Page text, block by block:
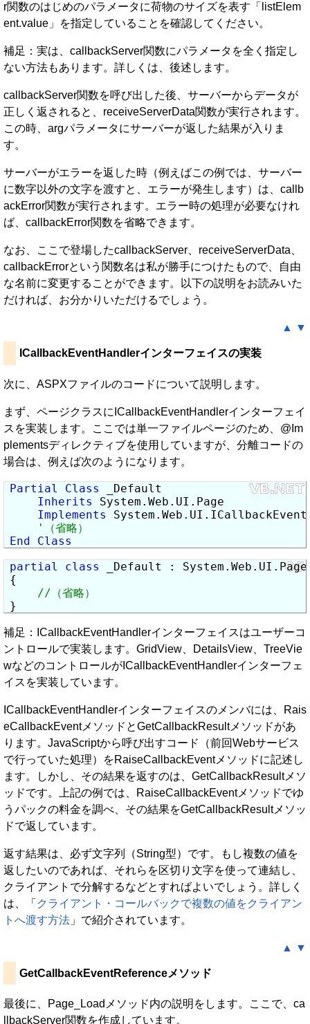
r関数のはじめのパラメータに荷物のサイズを表す「listElem
ent.value」を指定していることを確認してください。
補足：実は、callbackServer関数にパラメータを全く指定し
ない方法もあります。詳しくは、後述します。
callbackServer関数を呼び出した後、サーバーからデータが
正しく返されると、receiveServerData関数が実行されます。
この時、argパラメータにサーバーが返した結果が入りま
す。
サーバーがエラーを返した時（例えばこの例では、サーバー
に数字以外の文字を渡すと、エラーが発生します）は、callb
ackError関数が実行されます。エラー時の処理が必要なけれ
ば、callbackError関数を省略できます。
なお、ここで登場したcallbackServer、receiveServerData、
callbackErrorという関数名は私が勝手につけたもので、自由
な名前に変更することができます。以下の説明をお読みいた
だければ、お分かりいただけるでしょう。
▲ ▼
ICallbackEventHandlerインターフェイスの実装
次に、ASPXファイルのコードについて説明します。
まず、ページクラスにICallbackEventHandlerインターフェイ
スを実装します。ここでは単一ファイルページのため、@Im
plementsディレクティブを使用していますが、分離コードの
場合は、例えば次のようになります。
Partial Class
_Default
Inherits
System.Web.UI.Page
Implements
End
Class
partial class
_Default :
{
}
補足：ICallbackEventHandlerインターフェイスはユーザーコ
ントロールで実装します。GridView、DetailsView、TreeVie
wなどのコントロールがICallbackEventHandlerインターフェ
イスを実装しています。
ICallbackEventHandlerインターフェイスのメンバには、Rais
eCallbackEventメソッドとGetCallbackResultメソッドがあ
ります。JavaScriptから呼び出すコード（前回Webサービス
で行っていた処理）をRaiseCallbackEventメソッドに記述し
ます。しかし、その結果を返すのは、GetCallbackResultメソ
ッドです。上記の例では、RaiseCallbackEventメソッドでゆ
うパックの料金を調べ、その結果をGetCallbackResultメソッ
ドで返しています。
返す結果は、必ず文字列（String型）です。もし複数の値を
返したいのであれば、それらを区切り文字を使って連結し、
クライアントで分解するなどとすればよいでしょう。詳しく
は、「 クライアント・コールバックで複数の値をクライアン
トへ渡す方法 」で紹介されています。
▲ ▼
GetCallbackEventReferenceメソッド
最後に、Page_Loadメソッド内の説明をします。ここで、ca
llbackServer関数を作成しています。